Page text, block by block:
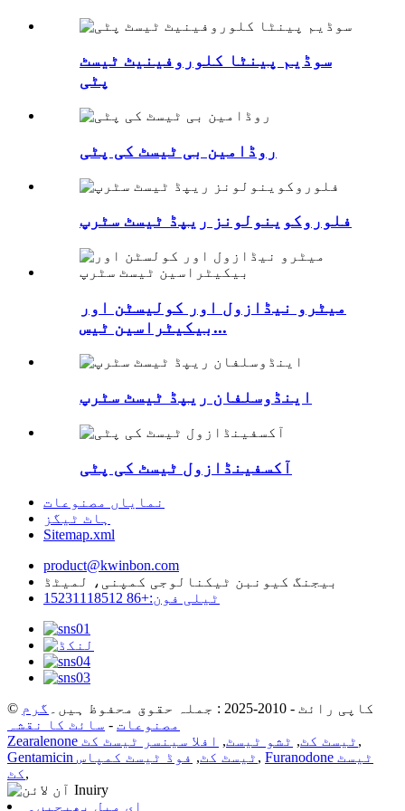
سوڈیم پینٹا کلوروفینیٹ ٹیسٹ
پٹی
روڈامین بی ٹیسٹ کی پٹی
فلوروکوینولونز ریپڈ ٹیسٹ سٹرپ
میٹرو نیڈازول اور کولیسٹن اور
بیکیٹراسین ٹیس...
اینڈوسلفان ریپڈ ٹیسٹ سٹرپ
آکسفینڈازول ٹیسٹ کی پٹی
نمایاں مصنوعات
ہاٹ ٹیگز
Sitemap.xml
product@kwinbon.com
بیجنگ کیونبن ٹیکنالوجی کمپنی، لمیٹڈ
ٹیلی فون:+86 15231118512
© کاپی رائٹ - 2010-2025 : جملہ حقوق محفوظ ہیں۔
گرم
مصنوعات - سائٹ کا نقشہ
Zearalenone ٹیسٹ کٹ, ٹشو ٹیسٹ, افلا سینسر ٹیسٹ کٹ
,
Gentamicin ٹیسٹ کٹ, فوڈ ٹیسٹ کمپاس , Furanodone ٹیسٹ
کٹ,
ای میل بھیجیں۔